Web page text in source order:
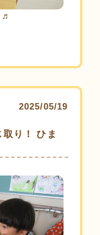
♬
2025/05/19
り！ ひま